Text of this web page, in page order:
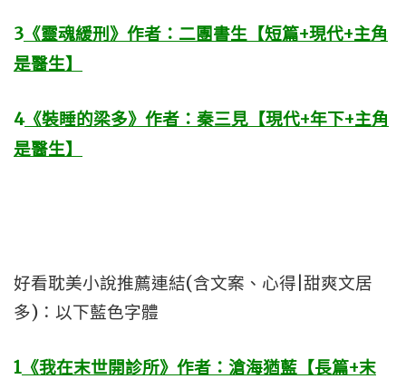
3 《靈魂緩刑》作者：二團書生【短篇+現代+主角
是醫生】
4《裝睡的梁多》作者：秦三見【現代+年下+主角
是醫生】
好看耽美小說推薦連結(含文案、心得|甜爽文居
多)：以下藍色字體
1 《我在末世開診所》作者：滄海猶藍【長篇+末